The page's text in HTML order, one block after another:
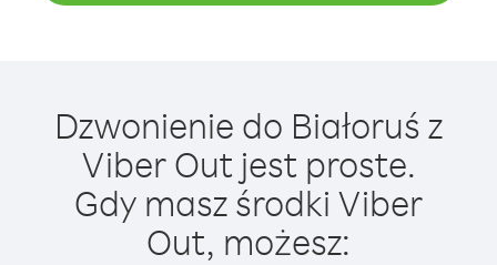
Dzwonienie do Białoruś z
Viber Out jest proste.
Gdy masz środki Viber
Out, możesz: